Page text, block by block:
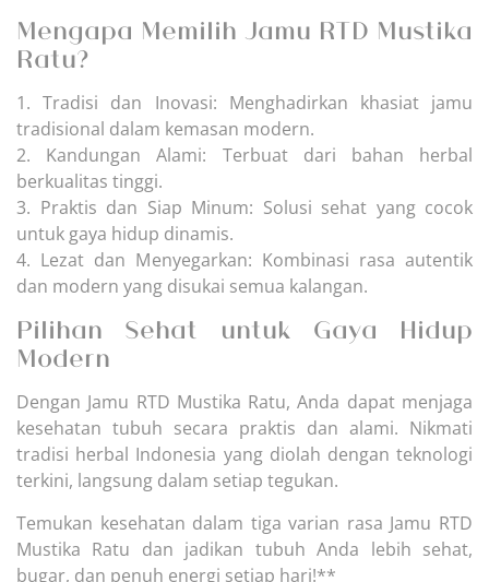
Mengapa Memilih Jamu RTD Mustika
Ratu?
1. Tradisi dan Inovasi: Menghadirkan khasiat jamu
tradisional dalam kemasan modern.
2. Kandungan Alami: Terbuat dari bahan herbal
berkualitas tinggi.
3. Praktis dan Siap Minum: Solusi sehat yang cocok
untuk gaya hidup dinamis.
4. Lezat dan Menyegarkan: Kombinasi rasa autentik
dan modern yang disukai semua kalangan.
Pilihan Sehat untuk Gaya Hidup
Modern
Dengan Jamu RTD Mustika Ratu, Anda dapat menjaga
kesehatan tubuh secara praktis dan alami. Nikmati
tradisi herbal Indonesia yang diolah dengan teknologi
terkini, langsung dalam setiap tegukan.
Temukan kesehatan dalam tiga varian rasa Jamu RTD
Mustika Ratu dan jadikan tubuh Anda lebih sehat,
bugar, dan penuh energi setiap hari!**